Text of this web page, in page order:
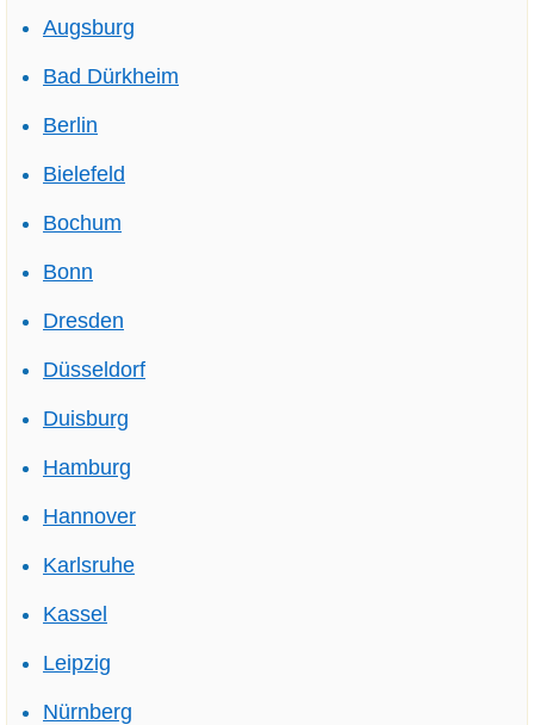
Augsburg
Bad Dürkheim
Berlin
Bielefeld
Bochum
Bonn
Dresden
Düsseldorf
Duisburg
Hamburg
Hannover
Karlsruhe
Kassel
Leipzig
Nürnberg